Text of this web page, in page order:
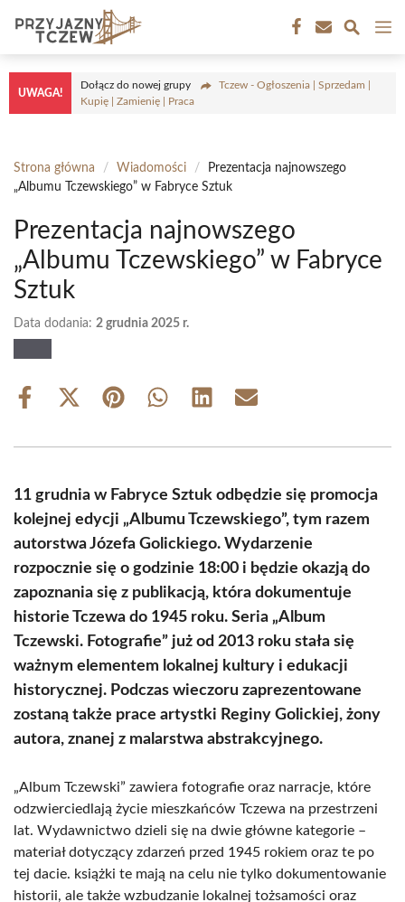
treści
UWAGA!
Dołącz do nowej grupy
Tczew - Ogłoszenia | Sprzedam |
Kupię | Zamienię | Praca
Strona główna / Wiadomości /
Prezentacja najnowszego
„Albumu Tczewskiego” w Fabryce Sztuk
Prezentacja najnowszego
„Albumu Tczewskiego” w Fabryce
Sztuk
Data dodania: 2 grudnia 2025 r.
Share
Share
(Twitter)
Share Share Share Share
11 grudnia w Fabryce Sztuk odbędzie się promocja
kolejnej edycji „Albumu Tczewskiego”, tym razem
autorstwa Józefa Golickiego. Wydarzenie
rozpocznie się o godzinie 18:00 i będzie okazją do
zapoznania się z publikacją, która dokumentuje
historie Tczewa do 1945 roku. Seria „Album
Tczewski. Fotografie” już od 2013 roku stała się
ważnym elementem lokalnej kultury i edukacji
historycznej. Podczas wieczoru zaprezentowane
zostaną także prace artystki Reginy Golickiej, żony
autora, znanej z malarstwa abstrakcyjnego.
„Album Tczewski” zawiera fotografie oraz narracje, które
odzwierciedlają życie mieszkańców Tczewa na przestrzeni
lat. Wydawnictwo dzieli się na dwie główne kategorie –
materiał dotyczący zdarzeń przed 1945 rokiem oraz te po
tej dacie. książki te mają na celu nie tylko dokumentowanie
historii, ale także wzbudzanie lokalnej tożsamości oraz